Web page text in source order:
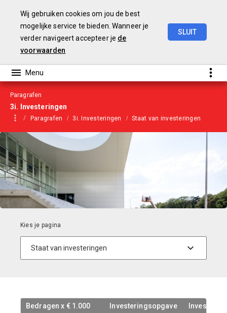
Wij gebruiken cookies om jou de best
mogelijke service te bieden. Wanneer je
verder navigeert accepteer je de
voorwaarden
SLUIT
Paragrafen
3i. Investeringen
Paragrafen 3i. Investeringen Staat van investeringen
Bedragen x € 1.000
Investeringsopgave
Bedragen x € 1.000
Investeringsopgave